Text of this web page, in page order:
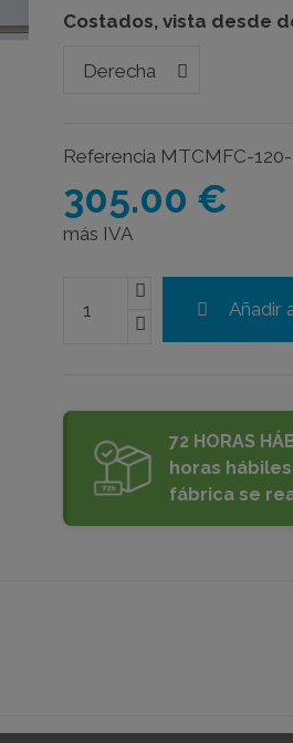
Costados, vista desde
Referencia MTCMFC-120-
305.00 €
más IVA
Añadir
72 HORAS
horas
fábrica se